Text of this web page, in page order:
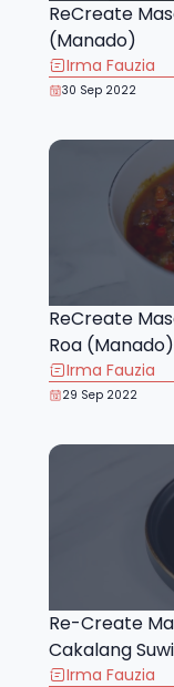
ReCreate
(Manado)
Irma Fauzia
30 Sep 2022
ReCreate
Roa (Manado)
Irma Fauzia
29 Sep 2022
Re-Create
Cakalang
Irma Fauzia